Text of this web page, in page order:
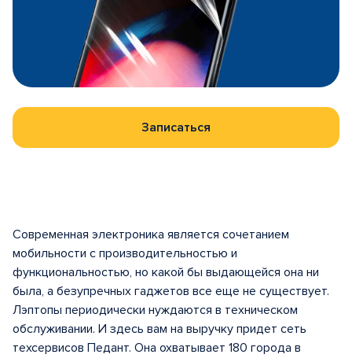
Записаться
Современная электроника является сочетанием
мобильности с производительностью и
функциональностью, но какой бы выдающейся она ни
была, а безупречных гаджетов все еще не существует.
Лэптопы периодически нуждаются в техническом
обслуживании. И здесь вам на выручку придет сеть
техсервисов Педант. Она охватывает 180 города в